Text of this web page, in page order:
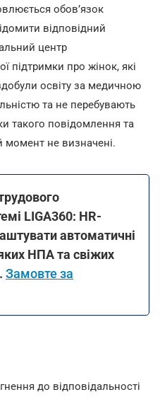
обов’язок
відповідний
центр
підтримки про жінок, які
освіту за медичною
та не перебувають
такого повідомлення та
не визначені.
LIGA360: HR-
автоматичні
НПА та свіжих
Замовте за
до відповідальності